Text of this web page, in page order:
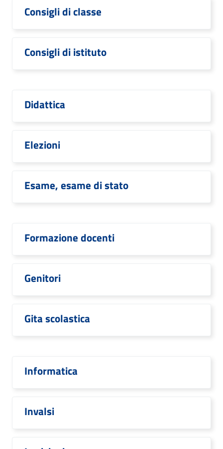
Consigli di classe
Consigli di istituto
Didattica
Elezioni
Esame, esame di stato
Formazione docenti
Genitori
Gita scolastica
Informatica
Invalsi